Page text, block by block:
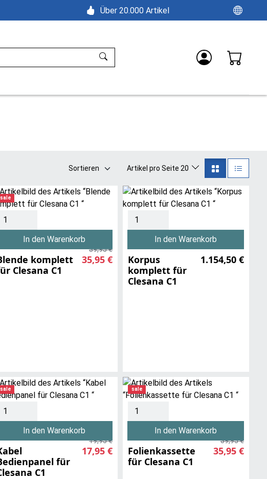
Über 20.000 Artikel
Sortieren Artikel pro Seite 20
sale
In den Warenkorb
komplett
Clesana C1
39,95 €
35,95 €
In den Warenkorb
Korpus
komplett für
Clesana C1
1.154,50 €
sale
In den Warenkorb
für
C1
19,95 €
17,95 €
sale
In den Warenkorb
Folienkassette
für Clesana C1
39,95 €
35,95 €